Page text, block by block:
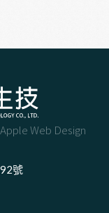
Apple Web Design
號